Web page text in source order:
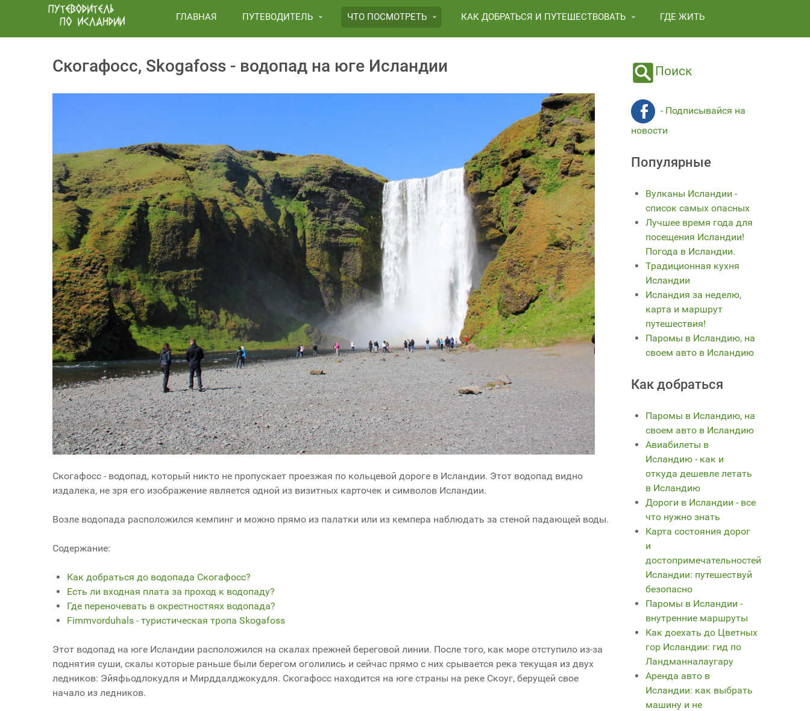
ГЛАВНАЯ ПУТЕВОДИТЕЛЬ ЧТО ПОСМОТРЕТЬ КАК ДОБРАТЬСЯ И ПУТЕШЕСТВОВАТЬ ГДЕ ЖИТЬ
Скогафосс, Skogafoss - водопад на юге Исландии
Скогафосс - водопад, который никто не пропускает проезжая по кольцевой дороге в Исландии. Этот водопад видно
издалека, не зря его изображение является одной из визитных карточек и символов Исландии.
Возле водопада расположился кемпинг и можно прямо из палатки или из кемпера наблюдать за стеной падающей воды.
Содержание:
Как добраться до водопада Скогафосс?
Есть ли входная плата за проход к водопаду?
Где переночевать в окрестностяях водопада?
Fimmvorduhals - туристическая тропа Skogafoss
Этот водопад на юге Исландии расположился на скалах прежней береговой линии. После того, как море отступило из-за
поднятия суши, скалы которые раньше были берегом оголились и сейчас прямо с них срывается река текущая из двух
ледников: Эйяфьодлокудля и Мирддалджокудля. Скогафосс находится на юге страны на реке Скоуг, берущей свое
начало из ледников.
Поиск
- Подписывайся на
новости
Популярные
Вулканы Исландии -
список самых опасных
Лучшее время года для
посещения Исландии!
Погода в Исландии.
Традиционная кухня
Исландии
Исландия за неделю,
карта и маршрут
путешествия!
Паромы в Исландию, на
своем авто в Исландию
Как добраться
Паромы в Исландию, на
своем авто в Исландию
Авиабилеты в
Исландию - как и
откуда дешевле летать
в Исландию
Дороги в Исландии - все
что нужно знать
Карта состояния дорог
и
достопримечательностей
Исландии: путешествуй
безопасно
Паромы в Исландии -
внутренние маршруты
Как доехать до Цветных
гор Исландии: гид по
Ландманналаугару
Аренда авто в
Исландии: как выбрать
машину и не